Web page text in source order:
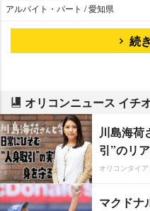
アルバイト・パート / 愛知県
続
オリコンニュース イチ
川島海荷
引”のリ
オリコンタイ
マクドナ